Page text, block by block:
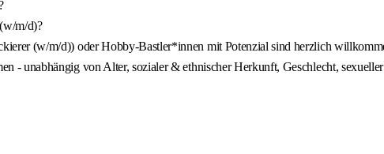
m/d)?
(w/m/d)) oder Hobby-Bastler*innen mit Potenzial sind herzlich
- unabhängig von Alter, sozialer & ethnischer Herkunft, Geschlecht,